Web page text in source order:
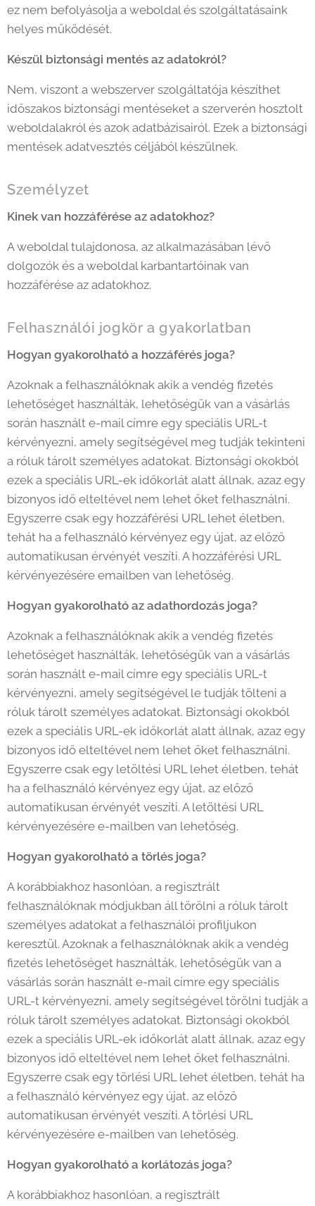
ez nem befolyásolja a weboldal és szolgáltatásaink
helyes működését.
Készül biztonsági mentés az adatokról?
Nem, viszont a webszerver szolgáltatója készíthet
időszakos biztonsági mentéseket a szerverén hosztolt
weboldalakról és azok adatbázisairól. Ezek a biztonsági
mentések adatvesztés céljából készülnek.
Személyzet
Kinek van hozzáférése az adatokhoz?
A weboldal tulajdonosa, az alkalmazásában lévő
dolgozók és a weboldal karbantartóinak van
hozzáférése az adatokhoz.
Felhasználói jogkör a gyakorlatban
Hogyan gyakorolható a hozzáférés joga?
Azoknak a felhasználóknak akik a vendég fizetés
lehetőséget használták, lehetőségük van a vásárlás
során használt e-mail címre egy speciális URL-t
kérvényezni, amely segítségével meg tudják tekinteni
a róluk tárolt személyes adatokat. Biztonsági okokból
ezek a speciális URL-ek időkorlát alatt állnak, azaz egy
bizonyos idő elteltével nem lehet őket felhasználni.
Egyszerre csak egy hozzáférési URL lehet életben,
tehát ha a felhasználó kérvényez egy újat, az előző
automatikusan érvényét veszíti. A hozzáférési URL
kérvényezésére emailben van lehetőség.
Hogyan gyakorolható az adathordozás joga?
Azoknak a felhasználóknak akik a vendég fizetés
lehetőséget használták, lehetőségük van a vásárlás
során használt e-mail címre egy speciális URL-t
kérvényezni, amely segítségével le tudják tölteni a
róluk tárolt személyes adatokat. Biztonsági okokból
ezek a speciális URL-ek időkorlát alatt állnak, azaz egy
bizonyos idő elteltével nem lehet őket felhasználni.
Egyszerre csak egy letöltési URL lehet életben, tehát
ha a felhasználó kérvényez egy újat, az előző
automatikusan érvényét veszíti. A letöltési URL
kérvényezésére e-mailben van lehetőség.
Hogyan gyakorolható a törlés joga?
A korábbiakhoz hasonlóan, a regisztrált
felhasználóknak módjukban áll törölni a róluk tárolt
személyes adatokat a felhasználói profiljukon
keresztül. Azoknak a felhasználóknak akik a vendég
fizetés lehetőséget használták, lehetőségük van a
vásárlás során használt e-mail címre egy speciális
URL-t kérvényezni, amely segítségével törölni tudják a
róluk tárolt személyes adatokat. Biztonsági okokból
ezek a speciális URL-ek időkorlát alatt állnak, azaz egy
bizonyos idő elteltével nem lehet őket felhasználni.
Egyszerre csak egy törlési URL lehet életben, tehát ha
a felhasználó kérvényez egy újat, az előző
automatikusan érvényét veszíti. A törlési URL
kérvényezésére e-mailben van lehetőség.
Hogyan gyakorolható a korlátozás joga?
A korábbiakhoz hasonlóan, a regisztrált